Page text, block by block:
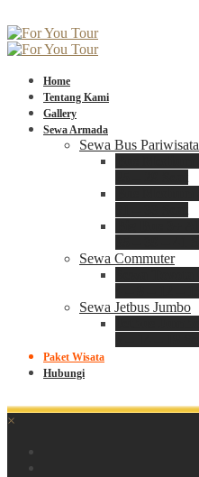
Home
Tentang Kami
Gallery
Sewa Armada
Sewa Bus Pariwisata
Sewa Commuter
Sewa Jetbus Jumbo
Paket Wisata
Hubungi
×